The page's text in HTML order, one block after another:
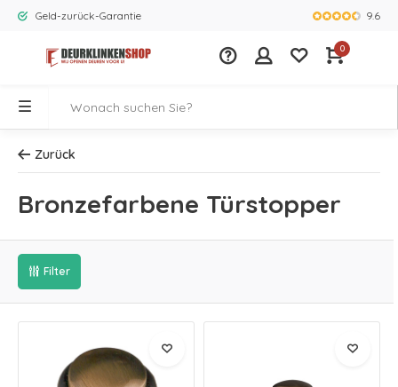
Geld-zurück-Garantie Größtes9.6
0
Zurück
Bronzefarbene Türstopper
Filter